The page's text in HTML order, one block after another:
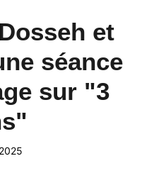
et
séance
sur "3